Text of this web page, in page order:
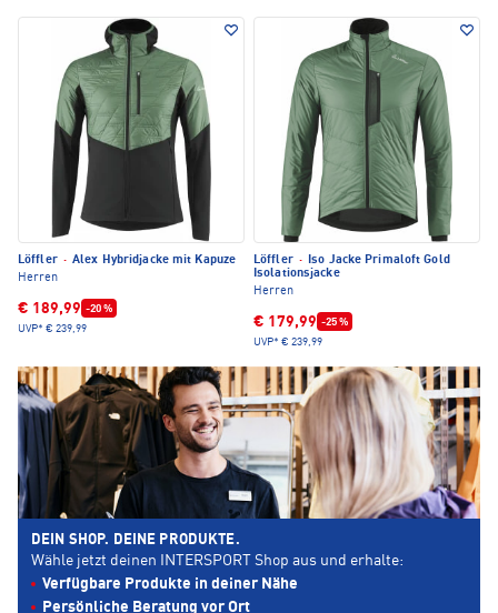
Löffler · Alex Hybridjacke mit Kapuze
Herren
€ 189,99 -20 %
UVP* € 239,99
Löffler ·
Iso Jacke Primaloft Gold
Isolationsjacke
Herren
€ 179,99 -25 %
UVP* € 239,99
DEIN SHOP. DEINE PRODUKTE.
Wähle jetzt deinen INTERSPORT Shop aus und erhalte:
Verfügbare Produkte in deiner Nähe
Persönliche Beratung vor Ort